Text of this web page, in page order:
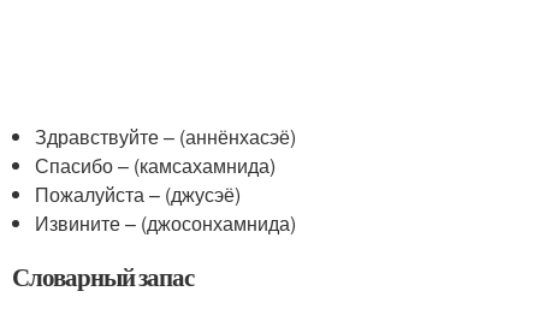
Здравствуйте – (аннёнхасэё)
Спасибо – (камсахамнида)
Пожалуйста – (джусэё)
Извините – (джосонхамнида)
Словарный запас